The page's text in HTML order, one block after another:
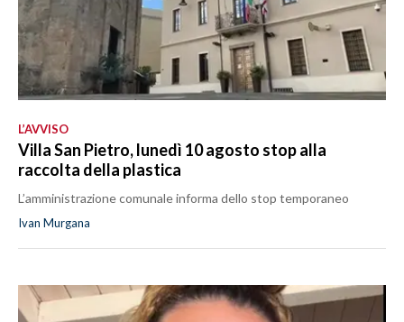
L’AVVISO
Villa San Pietro, lunedì 10 agosto stop alla
raccolta della plastica
L’amministrazione comunale informa dello stop temporaneo
Ivan Murgana